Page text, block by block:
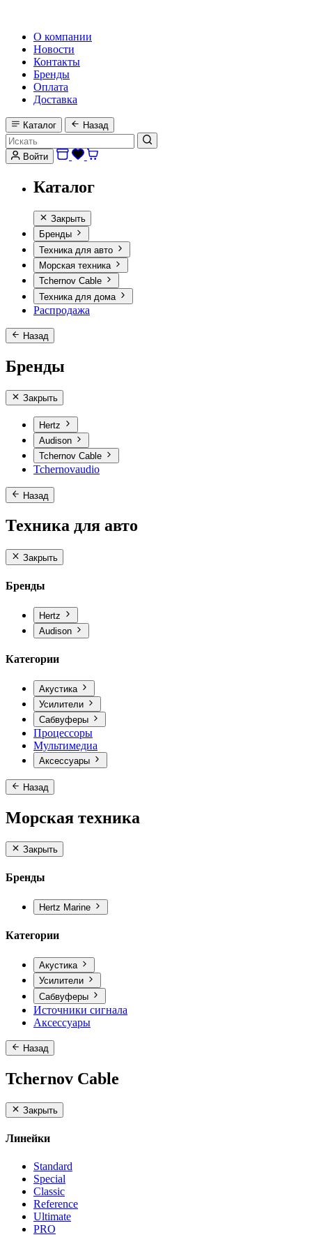
О компании
Новости
Контакты
Бренды
Оплата
Доставка
Каталог Назад
Войти
Каталог
Закрыть
Бренды
Техника для авто
Морская техника
Tchernov Cable
Техника для дома
Распродажа
Назад
Бренды
Закрыть
Hertz
Audison
Tchernov Cable
Tchernovaudio
Назад
Техника для авто
Закрыть
Бренды
Hertz
Audison
Категории
Акустика
Усилители
Сабвуферы
Процессоры
Мультимедиа
Аксессуары
Назад
Морская техника
Закрыть
Бренды
Hertz Marine
Категории
Акустика
Усилители
Сабвуферы
Источники сигнала
Аксессуары
Назад
Tchernov Cable
Закрыть
Линейки
Standard
Special
Classic
Reference
Ultimate
PRO